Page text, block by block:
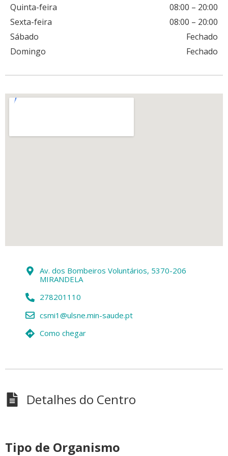
Quinta-feira
08:00 – 20:00
Sexta-feira
08:00 – 20:00
Sábado
Fechado
Domingo
Fechado
Av. dos Bombeiros Voluntários, 5370-206
MIRANDELA
278201110
csmi1@ulsne.min-saude.pt
Como chegar
Detalhes do Centro
Tipo de Organismo